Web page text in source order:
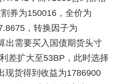
券为150016，全价为
，转换因子为
出需要买入国债期货头寸
差扩大至53BP，此时选择
现货得到收益为1786900